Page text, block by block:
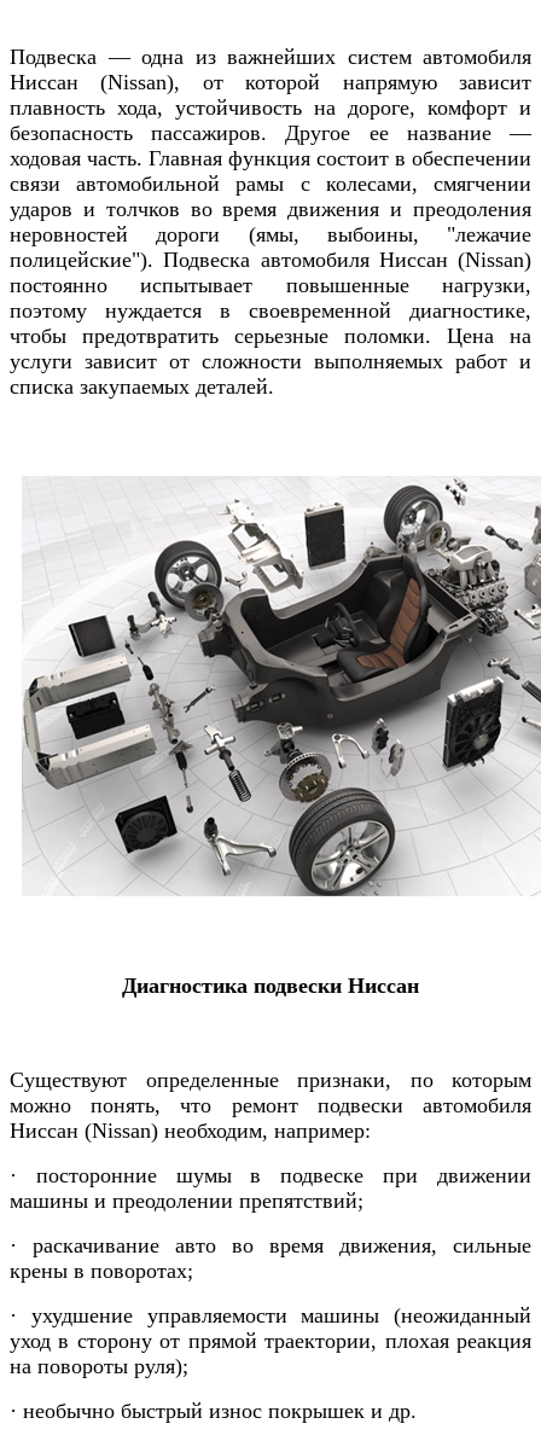
Подвеска — одна из важнейших систем автомобиля
Ниссан (Nissan), от которой напрямую зависит
плавность хода, устойчивость на дороге, комфорт и
безопасность пассажиров. Другое ее название —
ходовая часть. Главная функция состоит в обеспечении
связи автомобильной рамы с колесами, смягчении
ударов и толчков во время движения и преодоления
неровностей дороги (ямы, выбоины, "лежачие
полицейские"). Подвеска автомобиля Ниссан (Nissan)
постоянно испытывает повышенные нагрузки,
поэтому нуждается в своевременной диагностике,
чтобы предотвратить серьезные поломки. Цена на
услуги зависит от сложности выполняемых работ и
списка закупаемых деталей.
Диагностика подвески Ниссан
Существуют определенные признаки, по которым
можно понять, что ремонт подвески автомобиля
Ниссан (Nissan) необходим, например:
· посторонние шумы в подвеске при движении
машины и преодолении препятствий;
· раскачивание авто во время движения, сильные
крены в поворотах;
· ухудшение управляемости машины (неожиданный
уход в сторону от прямой траектории, плохая реакция
на повороты руля);
· необычно быстрый износ покрышек и др.